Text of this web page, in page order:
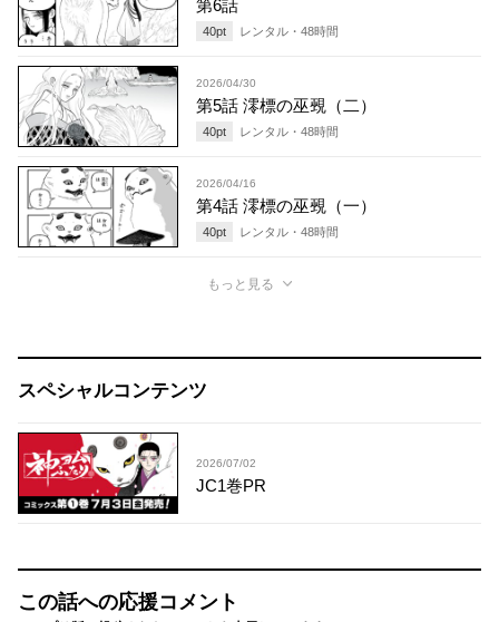
第6話
40pt レンタル・ 48時間
2026/04/30
第5話 澪標の巫覡（二）
40pt レンタル・ 48時間
2026/04/16
第4話 澪標の巫覡（一）
40pt レンタル・ 48時間
もっと見る
スペシャルコンテンツ
2026/07/02
JC1巻PR
この話への応援コメント